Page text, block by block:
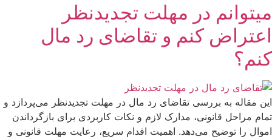
میتوانم در مهلت تجدیدنظر
اعتراض کنم و تقاضای رد مال
کنم؟
این مقاله به بررسی تقاضای رد مال در مهلت تجدیدنظر می‌پردازد و
تمام مراحل قانونی، مدارک لازم و نکات کاربردی برای بازگرداندن
اموال را توضیح می‌دهد. اهمیت اقدام سریع، رعایت مهلت قانونی و